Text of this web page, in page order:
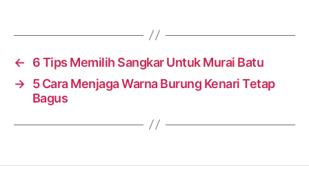
←
6 Tips Memilih Sangkar Untuk Murai Batu
→ 5 Cara Menjaga Warna Burung Kenari Tetap
Bagus